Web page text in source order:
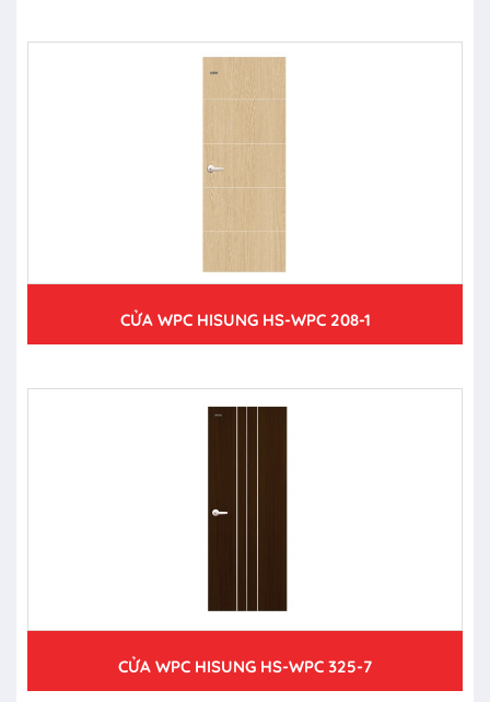
CỬA WPC HISUNG HS-WPC 208-1
CỬA WPC HISUNG HS-WPC 325-7